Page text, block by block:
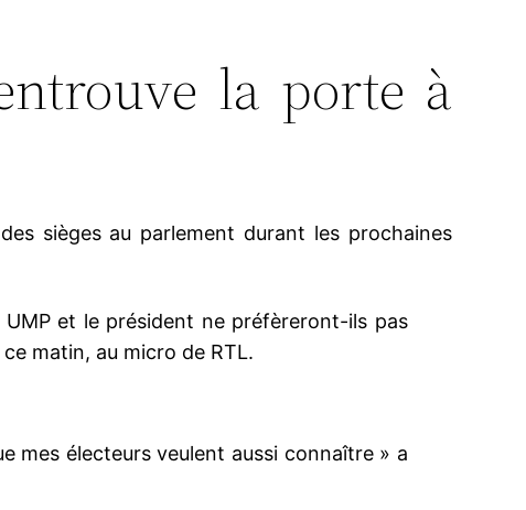
la porte à
sièges au parlement durant les prochaines
et le président ne préfèreront-ils pas
matin, au micro de RTL.
mes électeurs veulent aussi connaître » a